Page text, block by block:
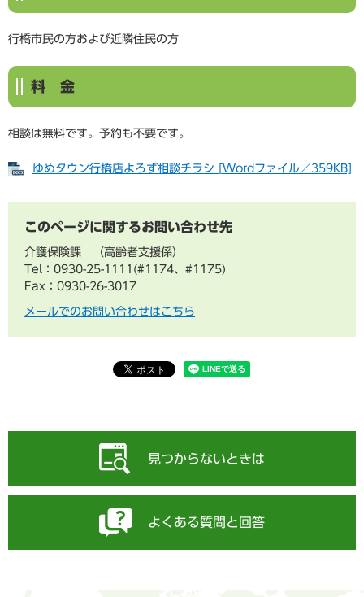
行橋市民の方および近隣住民の方
料 金
相談は無料です。予約も不要です。
ゆめタウン行橋店よろず相談チラシ [Wordファイル／359KB]
このページに関するお問い合わせ先
介護保険課
高齢者支援係
Tel：0930-25-1111(#1174、#1175)
Fax：0930-26-3017
メールでのお問い合わせはこちら
見つからないときは
よくある質問と回答